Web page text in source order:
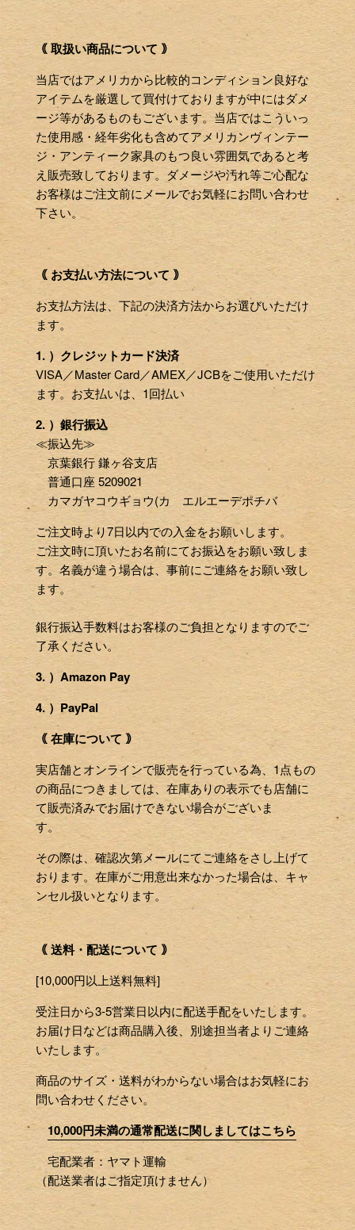
｟ 取扱い商品について ｠
当店ではアメリカから比較的コンディション良好な
アイテムを厳選して買付けておりますが中にはダメ
ージ等があるものもございます。当店ではこういっ
た使用感・経年劣化も含めてアメリカンヴィンテー
ジ・アンティーク家具のもつ良い雰囲気であると考
え販売致しております。ダメージや汚れ等ご心配な
お客様はご注文前にメールでお気軽にお問い合わせ
下さい。
｟ お支払い方法について ｠
お支払方法は、下記の決済方法からお選びいただけ
ます。
1. ）クレジットカード決済
VISA／Master Card／AMEX／JCBをご使用いただけ
ます。お支払いは、1回払い
2. ）銀行振込
≪振込先≫
京葉銀行 鎌ヶ谷支店
普通口座 5209021
カマガヤコウギョウ(カ エルエーデポチバ
ご注文時より7日以内での入金をお願いします。
ご注文時に頂いたお名前にてお振込をお願い致しま
す。名義が違う場合は、事前にご連絡をお願い致し
ます。
銀行振込手数料はお客様のご負担となりますのでご
了承ください。
3. ）Amazon Pay
4. ）PayPal
｟ 在庫について ｠
実店舗とオンラインで販売を行っている為、1点もの
の商品につきましては、在庫ありの表示でも店舗に
て販売済みでお届けできない場合がございま
す。
その際は、確認次第メールにてご連絡をさし上げて
おります。在庫がご用意出来なかった場合は、キャ
ンセル扱いとなります。
｟ 送料・配送について ｠
[10,000円以上送料無料]
受注日から3-5営業日以内に配送手配をいたします。
お届け日などは商品購入後、別途担当者よりご連絡
いたします。
商品のサイズ・送料がわからない場合はお気軽にお
問い合わせください。
10,000円未満の通常配送に関しましてはこちら
宅配業者：ヤマト運輸
（配送業者はご指定頂けません）